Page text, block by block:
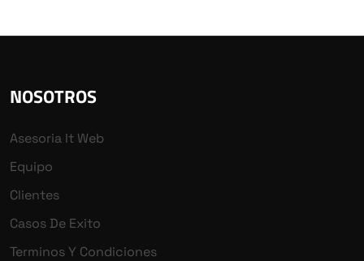
NOSOTROS
Asesoria It Web
Equipo
Clientes
Casos De Exito
Terminos Y Condiciones